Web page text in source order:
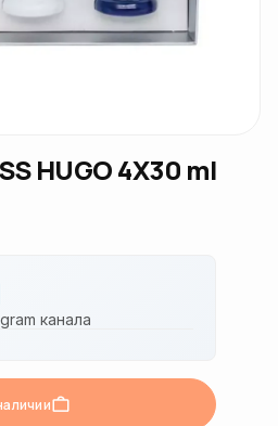
HUGO 4X30 ml
канала